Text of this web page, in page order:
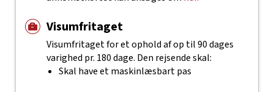
Visumfritaget
Visumfritaget for et ophold af op til 90 dages
varighed pr. 180 dage. Den rejsende skal:
Skal have et maskinlæsbart pas